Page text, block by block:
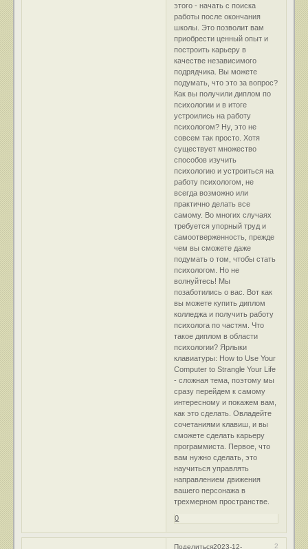
этого - начать с поиска
работы после окончания
школы. Это позволит вам
приобрести ценный опыт и
построить карьеру в
качестве независимого
подрядчика. Вы можете
подумать, что это за вопрос?
Как вы получили диплом по
психологии и в итоге
устроились на работу
психологом? Ну, это не
совсем так просто. Хотя
существует множество
способов изучить
психологию и устроиться на
работу психологом, не
всегда возможно или
практично делать все
самому. Во многих случаях
требуется упорный труд и
самоотверженность, прежде
чем вы сможете даже
подумать о том, чтобы стать
психологом. Но не
волнуйтесь! Мы
позаботились о вас. Вот как
вы можете купить диплом
колледжа и получить работу
психолога по частям. Что
такое диплом в области
психологии? Ярлыки
клавиатуры: How to Use Your
Computer to Strangle Your Life
- сложная тема, поэтому мы
сразу перейдем к самому
интересному и покажем вам,
как это сделать. Овладейте
сочетаниями клавиш, и вы
сможете сделать карьеру
программиста. Первое, что
вам нужно сделать, это
научиться управлять
направлением движения
вашего персонажа в
трехмерном пространстве.
0
Поделиться 2
2023-12-